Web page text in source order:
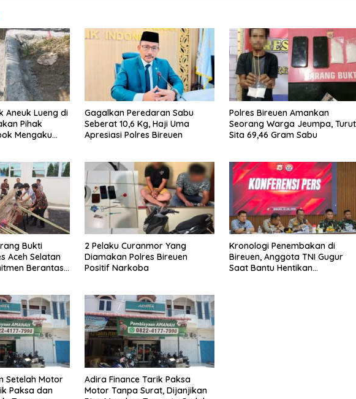
Aneuk Lueng di
Pihak
Mengaku
Gagalkan Peredaran Sabu
Seberat 10,6 Kg, Haji Uma
Apresiasi Polres Bireuen
Polres Bireuen Amankan
Seorang Warga Jeumpa, Turut
Sita 69,46 Gram Sabu
Bukti
Aceh Selatan
Berantas
2 Pelaku Curanmor Yang
Diamakan Polres Bireuen
Positif Narkoba
Kronologi Penembakan di
Bireuen, Anggota TNI Gugur
Saat Bantu Hentikan
Setelah Motor
Paksa dan
Adira Finance Tarik Paksa
Motor Tanpa Surat, Dijanjikan